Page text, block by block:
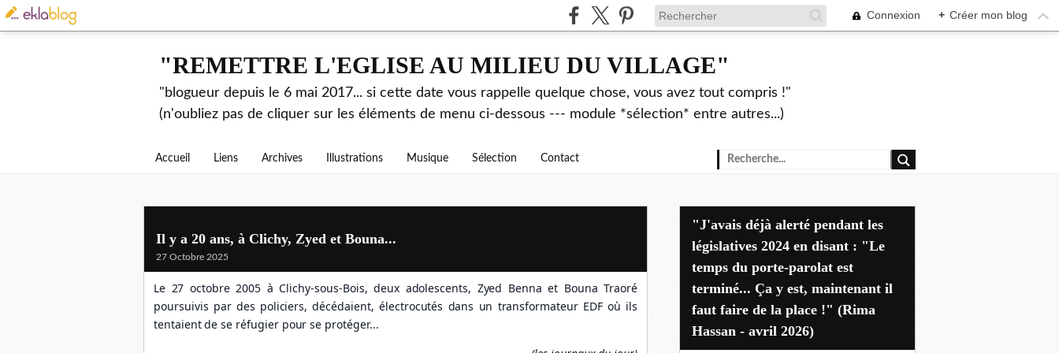
Connexion + Créer mon blog
"REMETTRE L'EGLISE AU MILIEU DU VILLAGE"
"blogueur depuis le 6 mai 2017... si cette date vous rappelle quelque chose, vous avez tout compris !"
(n'oubliez pas de cliquer sur les éléments de menu ci-dessous --- module *sélection* entre autres...)
Accueil Liens Archives Illustrations Musique Sélection Contact
Il y a 20 ans, à Clichy, Zyed et Bouna...
27 Octobre 2025
Le 27 octobre 2005 à Clichy-sous-Bois, deux adolescents, Zyed Benna et Bouna Traoré
poursuivis par des policiers, décédaient, électrocutés dans un transformateur EDF où ils
tentaient de se réfugier pour se protéger...
"J'avais déjà alerté pendant les
législatives 2024 en disant : "Le
temps du porte-parolat est
terminé... Ça y est, maintenant il
faut faire de la place !" (Rima
Hassan - avril 2026)